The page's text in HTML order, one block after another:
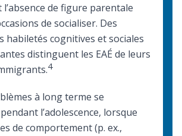
de figure parentale
de socialiser. Des
habiletés cognitives et sociales
distinguent les EAÉ de leurs
4
à long terme se
l’adolescence, lorsque
de comportement (p. ex.,